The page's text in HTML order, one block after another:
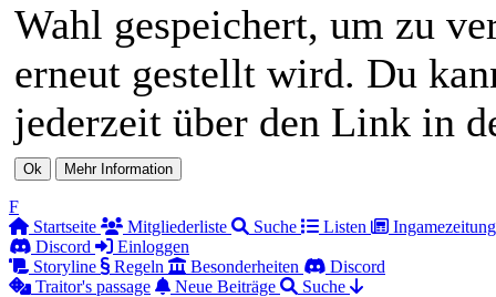
Wahl gespeichert, um zu
erneut gestellt wird. Du
jederzeit über den Link in
F
Startseite
Mitgliederliste Suche Listen
Ingamezeitung
Discord
Einloggen
Storyline
Regeln Besonderheiten
Discord
Traitor's passage
Neue Beiträge Suche